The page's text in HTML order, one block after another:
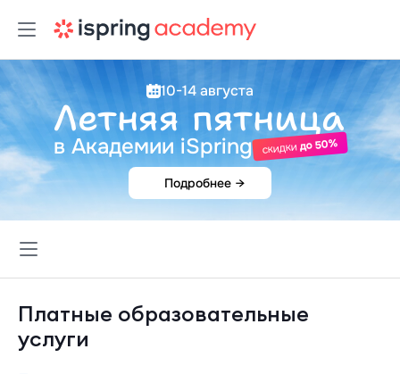
10-14 августа
Летняя пятница
в Академии iSpring скидкидо 50%
Подробнее →
Меню
Платные образовательные
услуги